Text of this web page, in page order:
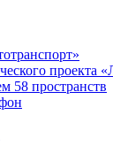
проекта
58 пространств